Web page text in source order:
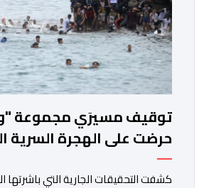
توقيف مسيرَي مجموعة
حرضت على الهجرة السرية
سبتة
كشفت التحقيقات الجارية التي باشرتها